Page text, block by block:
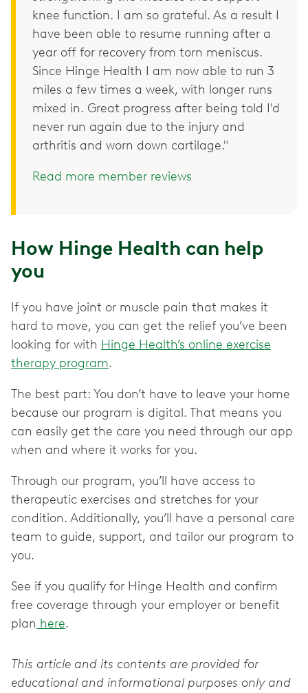
knee function. I am so grateful. As a result I
have been able to resume running after a
year off for recovery from torn meniscus.
Since Hinge Health I am now able to run 3
miles a few times a week, with longer runs
mixed in. Great progress after being told I'd
never run again due to the injury and
arthritis and worn down cartilage."
Read more member reviews
How Hinge Health can help
you
If you have joint or muscle pain that makes it
hard to move, you can get the relief you’ve been
looking for with Hinge Health’s online exercise
therapy program.
The best part: You don’t have to leave your home
because our program is digital. That means you
can easily get the care you need through our app
when and where it works for you.
Through our program, you’ll have access to
therapeutic exercises and stretches for your
condition. Additionally, you’ll have a personal care
team to guide, support, and tailor our program to
you.
See if you qualify for Hinge Health and confirm
free coverage through your employer or benefit
plan here.
This article and its contents are provided for
educational and informational purposes only and